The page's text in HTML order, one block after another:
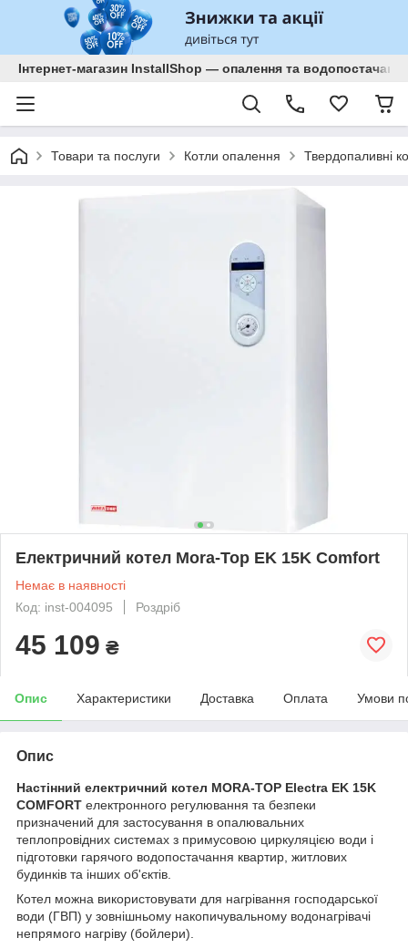
Інтернет-магазин InstallShop — опалення та водопостачання
Товари та послуги Котли опалення Твердопаливні
Електричний котел Mora-Top EK 15K Comfort
Немає в наявності
Код: inst-004095
Роздріб
45 109 ₴
Опис Характеристики Доставка Оплата Умови
Опис
Настінний електричний котел MORA-TOP Electra EK 15K
COMFORT електронного регулювання та безпеки
призначений для застосування в опалювальних
теплопровідних системах з примусовою циркуляцією води і
підготовки гарячого водопостачання квартир, житлових
будинків та інших об'єктів.
Котел можна використовувати для нагрівання господарської
води (ГВП) у зовнішньому накопичувальному водонагрівачі
непрямого нагріву (бойлери).